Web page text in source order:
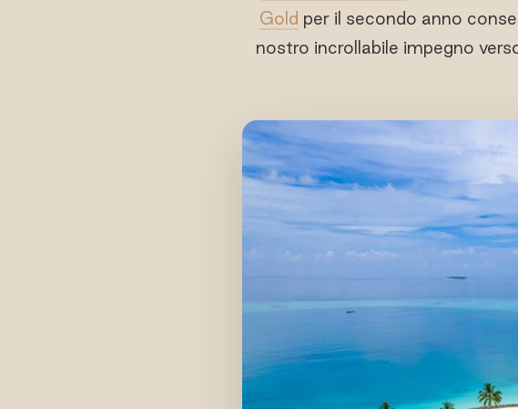
Gold per il secondo anno
nostro incrollabile impegno